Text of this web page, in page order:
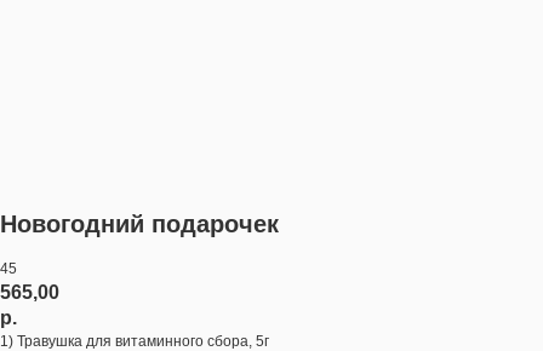
Новогодний подарочек
45
565,00
р.
1) Травушка для витаминного сбора, 5г